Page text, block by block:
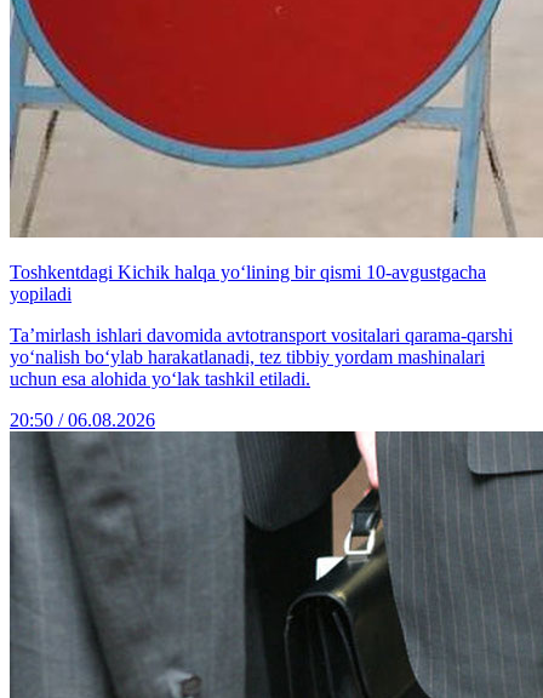
Toshkentdagi Kichik halqa yo‘lining bir qismi 10-avgustgacha
yopiladi
Ta’mirlash ishlari davomida avtotransport vositalari qarama-qarshi
yo‘nalish bo‘ylab harakatlanadi, tez tibbiy yordam mashinalari
uchun esa alohida yo‘lak tashkil etiladi.
20:50 / 06.08.2026